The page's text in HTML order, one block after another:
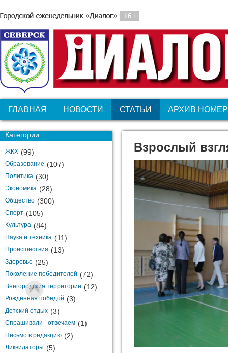
ГЛАВНАЯ НОВОСТИ СТАТЬИ АРХИВ
Категории
ЖКХ (99)
Образование (107)
Политика (30)
Экономика (28)
Общество (300)
Спорт (105)
Культура (84)
Наука и техника (11)
Происшествия (13)
Здоровье (25)
Поколение победителей (72)
Внегородские территории (12)
Рожденная победой (3)
Детский отдых (3)
Спрашивали - отвечаем (1)
Письмо в редакцию (2)
Ликвидаторы (5)
Взрослый